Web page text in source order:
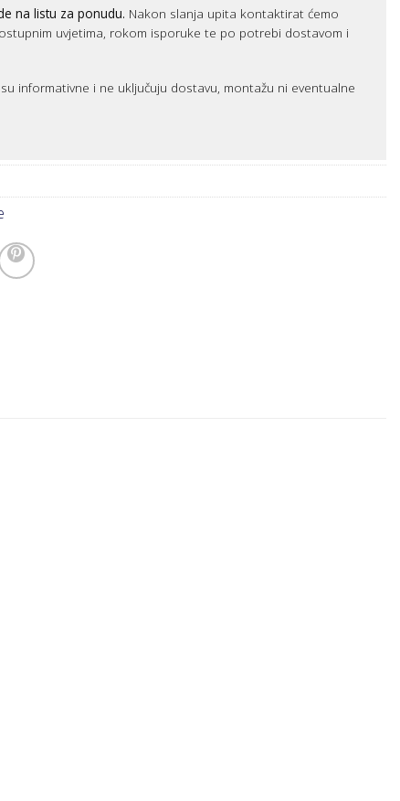
na listu za ponudu. Nakon slanja upita kontaktirat ćemo
uvjetima, rokom isporuke te po potrebi dostavom i
informativne i ne uključuju dostavu, montažu ni eventualne